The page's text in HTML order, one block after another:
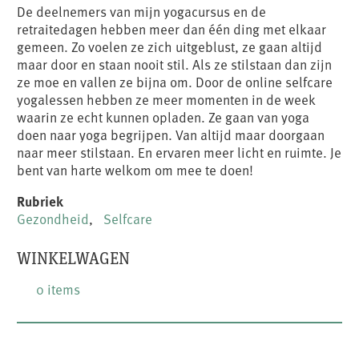
De deelnemers van mijn yogacursus en de
retraitedagen hebben meer dan één ding met elkaar
gemeen. Zo voelen ze zich uitgeblust, ze gaan altijd
maar door en staan nooit stil. Als ze stilstaan dan zijn
ze moe en vallen ze bijna om. Door de online selfcare
yogalessen hebben ze meer momenten in de week
waarin ze echt kunnen opladen. Ze gaan van yoga
doen naar yoga begrijpen. Van altijd maar doorgaan
naar meer stilstaan. En ervaren meer licht en ruimte. Je
bent van harte welkom om mee te doen!
Rubriek
Gezondheid
Selfcare
WINKELWAGEN
0 items